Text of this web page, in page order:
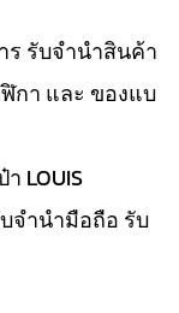
ร รับจำนำสินค้า
กา และ ของแบ
LOUIS
จำนำมือถือ รับ